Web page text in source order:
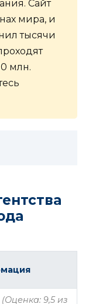
Сайт
мира, и
тысячи
млн.
(Оценка: 9,5 из